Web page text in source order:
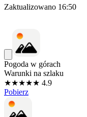
Zaktualizowano 16:50
Pogoda w górach
Warunki na szlaku
★★★★★ 4.9
Pobierz